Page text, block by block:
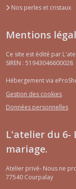
Nos perles et cristaux
Mentions
Ce site est édité par
SIREN : 51943046600028
Hébergement via
Gestion des cookies
Données personnelles
L'atelier du 6-
mariage.
Atelier privé- Nous ne
77540 Courpalay